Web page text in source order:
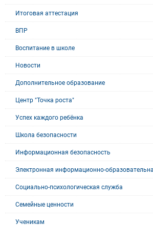
Итоговая аттестация
ВПР
Воспитание в школе
Новости
Дополнительное образование
Центр "Точка роста"
Успех каждого ребёнка
Школа безопасности
Информационная безопасность
Электронная информационно-
Социально-психологическая служба
Семейные ценности
Ученикам